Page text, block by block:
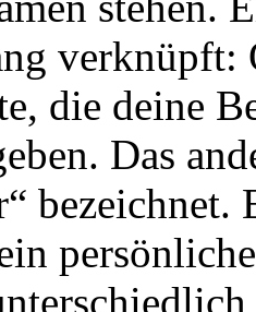
verknüpft:
die deine
Das